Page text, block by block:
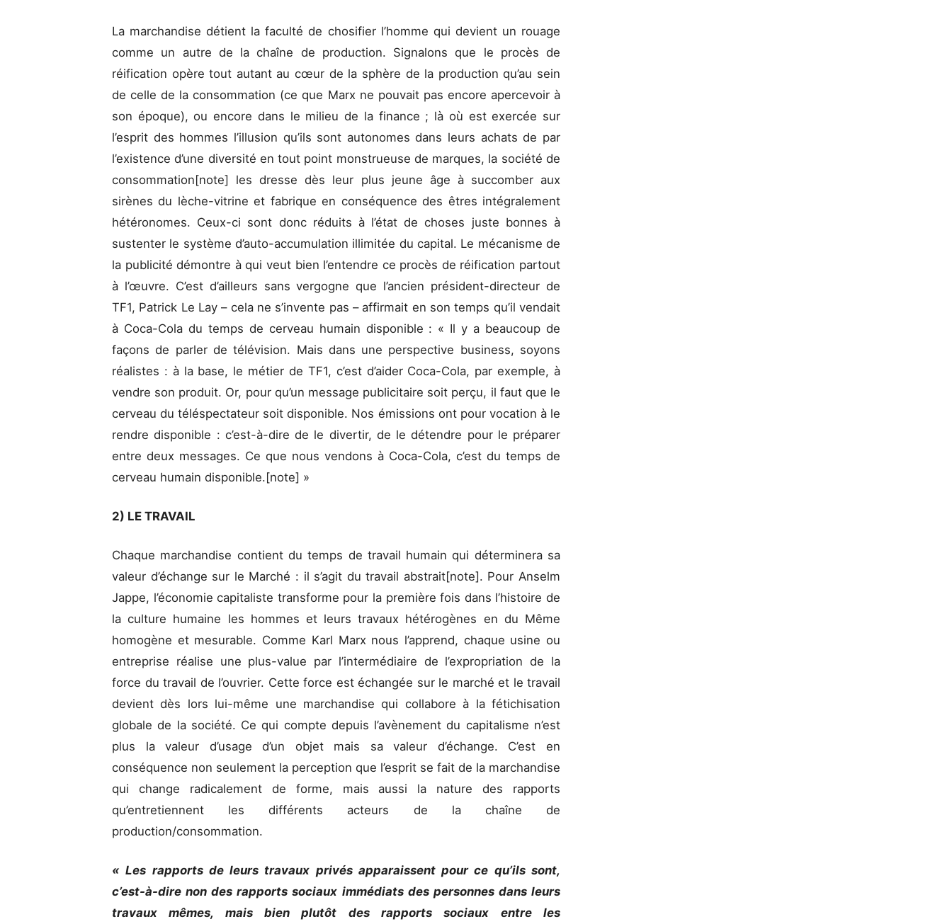
La marchandise détient la faculté de chosifier l’homme qui devient un rouage
comme un autre de la chaîne de production. Signalons que le procès de
réification opère tout autant au cœur de la sphère de la production qu’au sein
de celle de la consommation (ce que Marx ne pouvait pas encore apercevoir à
son époque), ou encore dans le milieu de la finance ; là où est exercée sur
l’esprit des hommes l’illusion qu’ils sont autonomes dans leurs achats de par
l’existence d’une diversité en tout point monstrueuse de marques, la société de
consommation[note] les dresse dès leur plus jeune âge à succomber aux
sirènes du lèche-vitrine et fabrique en conséquence des êtres intégralement
hétéronomes. Ceux-ci sont donc réduits à l’état de choses juste bonnes à
sustenter le système d’auto-accumulation illimitée du capital. Le mécanisme de
la publicité démontre à qui veut bien l’entendre ce procès de réification partout
à l’œuvre. C’est d’ailleurs sans vergogne que l’ancien président-directeur de
TF1, Patrick Le Lay – cela ne s’invente pas – affirmait en son temps qu’il vendait
à Coca-Cola du temps de cerveau humain disponible : « Il y a beaucoup de
façons de parler de télévision. Mais dans une perspective business, soyons
réalistes : à la base, le métier de TF1, c’est d’aider Coca-Cola, par exemple, à
vendre son produit. Or, pour qu’un message publicitaire soit perçu, il faut que le
cerveau du téléspectateur soit disponible. Nos émissions ont pour vocation à le
rendre disponible : c’est-à-dire de le divertir, de le détendre pour le préparer
entre deux messages. Ce que nous vendons à Coca-Cola, c’est du temps de
cerveau humain disponible.[note] »
2) LE TRAVAIL
Chaque marchandise contient du temps de travail humain qui déterminera sa
valeur d’échange sur le Marché : il s’agit du travail abstrait[note]. Pour Anselm
Jappe, l’économie capitaliste transforme pour la première fois dans l’histoire de
la culture humaine les hommes et leurs travaux hétérogènes en du Même
homogène et mesurable. Comme Karl Marx nous l’apprend, chaque usine ou
entreprise réalise une plus-value par l’intermédiaire de l’expropriation de la
force du travail de l’ouvrier. Cette force est échangée sur le marché et le travail
devient dès lors lui-même une marchandise qui collabore à la fétichisation
globale de la société. Ce qui compte depuis l’avènement du capitalisme n’est
plus la valeur d’usage d’un objet mais sa valeur d’échange. C’est en
conséquence non seulement la perception que l’esprit se fait de la marchandise
qui change radicalement de forme, mais aussi la nature des rapports
qu’entretiennent les différents acteurs de la chaîne de
production/consommation.
« Les rapports de leurs travaux privés apparaissent pour ce qu’ils sont,
c’est-à-dire non des rapports sociaux immédiats des personnes dans leurs
travaux mêmes, mais bien plutôt des rapports sociaux entre les